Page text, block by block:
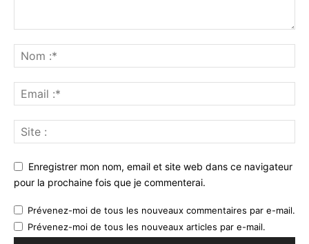
Enregistrer mon nom, email et site web dans ce navigateur
pour la prochaine fois que je commenterai.
Prévenez-moi de tous les nouveaux commentaires par e-mail.
Prévenez-moi de tous les nouveaux articles par e-mail.